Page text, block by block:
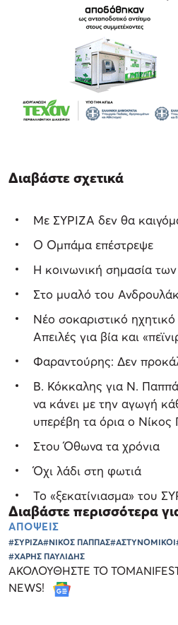
Διαβάστε σχετικά
Με ΣΥΡΙΖΑ δεν θα
O Ομπάμα επέστρεψε
Η κοινωνική σημασία
Στο μυαλό του
Νέο σοκαριστικό
Απειλές για βία και
Φαραντούρης: Δεν
Β. Κόκκαλης για Ν.
να κάνει με την αγωγή
υπερέβη τα όρια ο Νίκος
Στου Όθωνα τα χρόνια
Όχι λάδι στη φωτιά
Το «ξεκατίνιασμα» του
Διαβάστε περισσότερα
ΑΠΟΨΕΙΣ
#ΣΥΡΙΖΑ#ΝΙΚΟΣ ΠΑΠΠΑΣ#ΑΣΤΥΝΟΜΙΚΟΙ
#ΧΑΡΗΣ ΠΑΥΛΙΔΗΣ
ΑΚΟΛΟΥΘΗΣΤΕ ΤΟ
NEWS!